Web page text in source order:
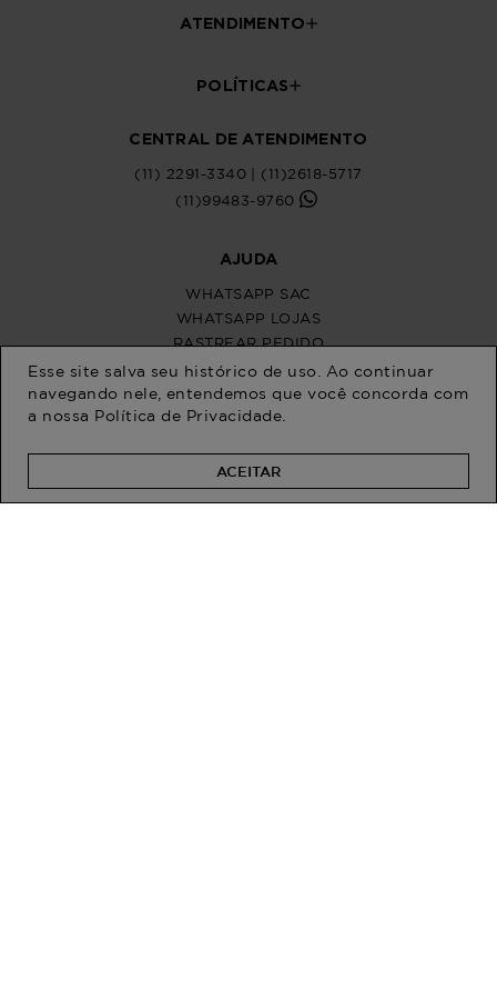
Esse site salva seu histórico de uso. Ao continuar
navegando nele, entendemos que você concorda com
a nossa Política de Privacidade
ACEITAR